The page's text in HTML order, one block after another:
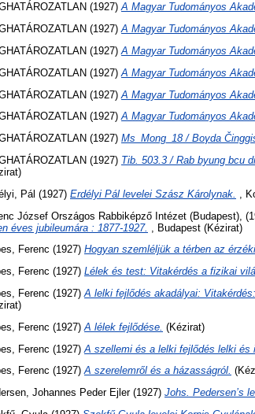
(1927)A Magyar Tudományos
(1927)A Magyar Tudományos
(1927) A Magyar Tudományos
(1927) A Magyar Tudományos
(1927) A Magyar Tudományos
(1927)A Magyar Tudományos
(1927) Ms_Mong_18 / Boγda
(1927) Tib. 503.3 / Rab byung bcu
Pál (1927) Erdélyi Pál levelei Szász Károlynak.
,
József Országos Rabbiképző Intézet (Budapest),
éves jubileumára : 1877-1927.
, Budapest (Kézirat)
Ferenc (1927) Hogyan szemléljük a térben az
Ferenc (1927) Lélek és test: Vitakérdés a fizikai
Ferenc (1927) A lelki fejlődés akadályai:
Ferenc (1927) A lélek fejlődése. (Kézirat)
Ferenc (1927) A szellemi és a lelki fejlődés lelki és
Ferenc (1927)A szerelemről és a házasságról.
Johannes Peder Ejler(1927) Johs. Pedersen’s